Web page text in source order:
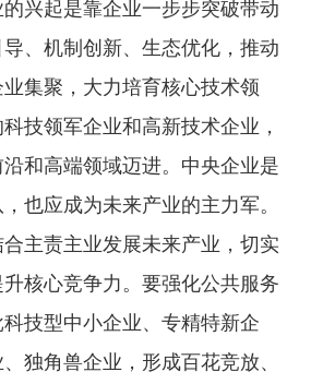
策，加大对未来产业的投
，构建与未来产业全生命周
融服务体系，引导长期资本
投硬科技。优化政府采购等
、首批次商品的推广应用。
宝贵的资源。要全方位做好
围，充分调动人才创新创业